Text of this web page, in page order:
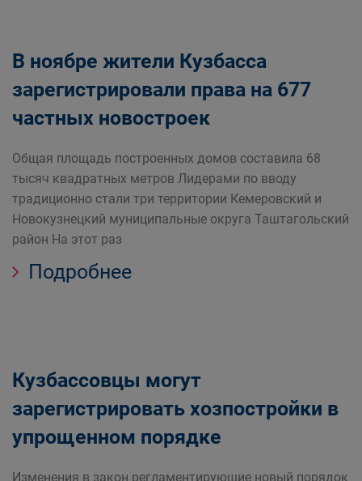
В ноябре жители Кузбасса
зарегистрировали права на 677
частных новостроек
Общая площадь построенных домов составила 68
тысяч квадратных метров Лидерами по вводу
традиционно стали три территории Кемеровский и
Новокузнецкий муниципальные округа Таштагольский
район На этот раз
Подробнее
Кузбассовцы могут
зарегистрировать хозпостройки в
упрощенном порядке
Изменения в закон регламентирующие новый порядок